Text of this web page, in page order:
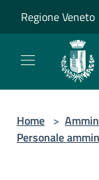
Regione Veneto
Home >
Personale